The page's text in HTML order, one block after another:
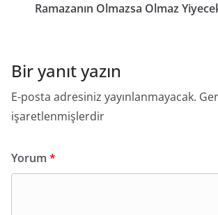
Ramazanın Olmazsa Olmaz
Bir yanıt yazın
E-posta adresiniz yayınlanmayacak.
işaretlenmişlerdir
Yorum *